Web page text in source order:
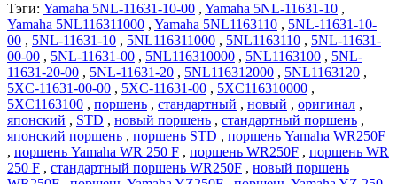
Тэги: Yamaha 5NL-11631-10-00 , Yamaha 5NL-11631-10 ,
Yamaha 5NL116311000 , Yamaha 5NL1163110 , 5NL-11631-10-
00 , 5NL-11631-10 , 5NL116311000 , 5NL1163110 , 5NL-11631-
00-00 , 5NL-11631-00 , 5NL116310000 , 5NL1163100 , 5NL-
11631-20-00 , 5NL-11631-20 , 5NL116312000 , 5NL1163120 ,
5XC-11631-00-00 , 5XC-11631-00 , 5XC116310000 ,
5XC1163100 , поршень , стандартный , новый , оригинал ,
японский , STD , новый поршень , стандартный поршень ,
японский поршень , поршень STD , поршень Yamaha WR250F
, поршень Yamaha WR 250 F , поршень WR250F , поршень WR
250 F , стандартный поршень WR250F , новый поршень